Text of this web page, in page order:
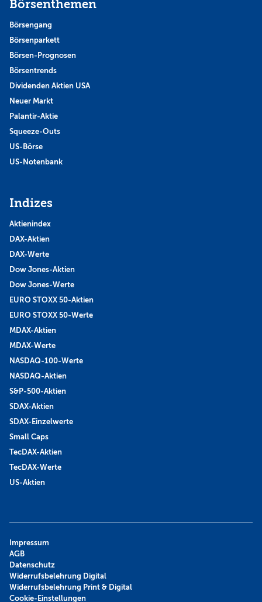
Börsenthemen
Börsengang
Börsenparkett
Börsen-Prognosen
Börsentrends
Dividenden Aktien USA
Neuer Markt
Palantir-Aktie
Squeeze-Outs
US-Börse
US-Notenbank
Indizes
Aktienindex
DAX-Aktien
DAX-Werte
Dow Jones-Aktien
Dow Jones-Werte
EURO STOXX 50-Aktien
EURO STOXX 50-Werte
MDAX-Aktien
MDAX-Werte
NASDAQ-100-Werte
NASDAQ-Aktien
S&P-500-Aktien
SDAX-Aktien
SDAX-Einzelwerte
Small Caps
TecDAX-Aktien
TecDAX-Werte
US-Aktien
Impressum
AGB
Datenschutz
Widerrufsbelehrung Digital
Widerrufsbelehrung Print & Digital
Cookie-Einstellungen